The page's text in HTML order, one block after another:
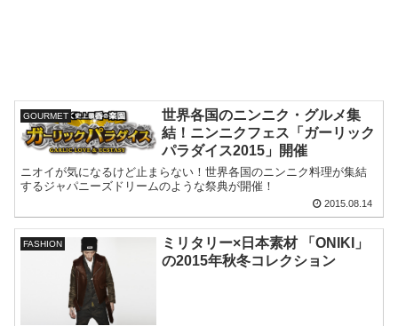
GOURMET
世界各国のニンニク・グルメ集
結！ニンニクフェス「ガーリック
パラダイス2015」開催
ニオイが気になるけど止まらない！世界各国のニンニク料理が集結
するジャパニーズドリームのような祭典が開催！
2015.08.14
FASHION
ミリタリー×日本素材 「ONIKI」
の2015年秋冬コレクション